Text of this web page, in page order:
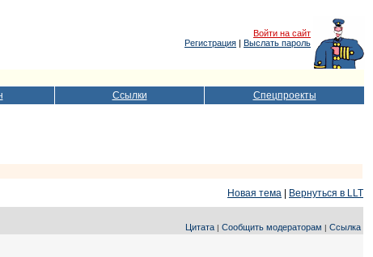
Войти на сайт
Регистрация | Выслать пароль
Ссылки Спецпроекты
Новая тема
Вернуться в LLT
Цитата | Сообщить модераторам | Ссылка